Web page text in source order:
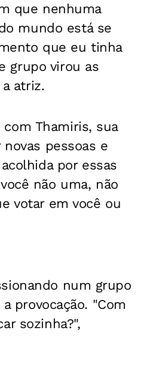
que nenhuma
mundo está se
que eu tinha
grupo virou as
atriz.
com Thamiris, sua
pessoas e
por essas
não uma, não
votar em você ou
num grupo
provocação. "Com
sozinha?",